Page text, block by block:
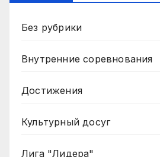
Без рубрики
Внутренние соревнования
Достижения
Культурный досуг
Лига "Лидера"